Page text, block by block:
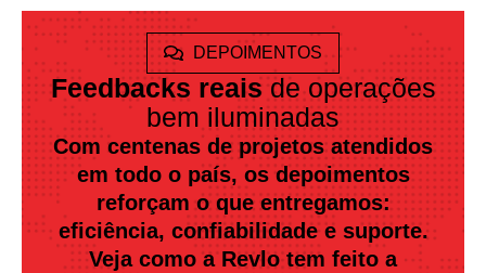
DEPOIMENTOS
Feedbacks reaisde operações
bem iluminadas
Com centenas de projetos atendidos
em todo o país, os depoimentos
reforçam o que entregamos:
eficiência, confiabilidade e suporte.
Veja como a Revlo tem feito a